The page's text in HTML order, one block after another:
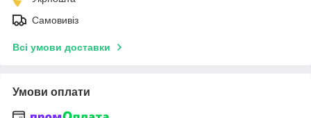
Самовивіз
Всі умови доставки
Умови оплати